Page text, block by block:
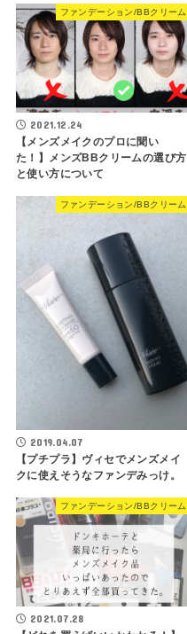
ファンデーション/BBクリーム
2021.12.24
【メンズメイクのプロに聞い
た！】メンズBBクリームの選び方
と使い方について
ファンデーション/BBクリーム
2019.04.07
【プチプラ】ヴィセでメンズメイ
クに使えそうなファンデみっけ。
ファンデーション/BBクリーム
2021.07.28